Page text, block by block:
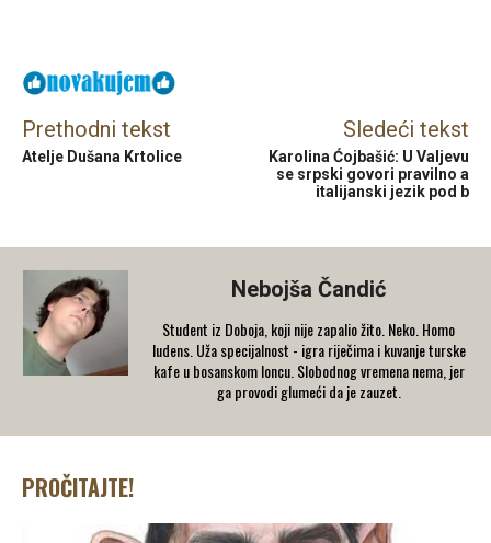
Prethodni tekst
Atelje Dušana Krtolice
Sledeći tekst
Karolina Ćojbašić: U Valjevu
se srpski govori pravilno a
italijanski jezik pod b
Nebojša Čandić
Student iz Doboja, koji nije zapalio žito. Neko. Homo
ludens. Uža specijalnost - igra riječima i kuvanje turske
kafe u bosanskom loncu. Slobodnog vremena nema, jer
ga provodi glumeći da je zauzet.
PROČITAJTE!